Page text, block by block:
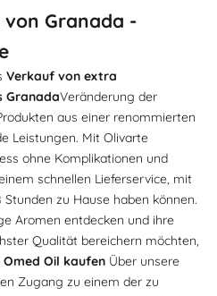
Granada -
Verkauf von extra
GranadaVeränderung der
aus einer renommierten
Leistungen. Mit Olivarte
ohne Komplikationen und
schnellen Lieferservice, mit
zu Hause haben können.
Aromen entdecken und ihre
Qualität bereichern möchten,
Omed Oil kaufen Über unsere
Zugang zu einem der zu